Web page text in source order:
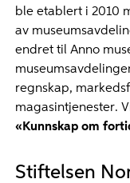
ble etablert i 2010
av
endret til Anno
regnskap,
magasintjenester.
«Kunnskap om
Stiftelsen